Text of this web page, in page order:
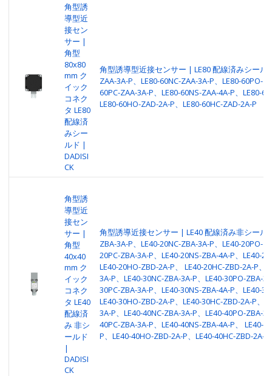
角型誘
導型近
接セン
サー |
角型
80x80
mm ク
イック
コネク
タ LE80
配線済
みシー
ルド |
DADISI
CK
角型誘導型近接センサー | LE80 配線済みシール
ZAA-3A-P、LE80-60NC-ZAA-3A-P、LE80-60PO-
60PC-ZAA-3A-P、LE80-60NS-ZAA-4A-P、LE80-
LE80-60HO-ZAD-2A-P、LE80-60HC-ZAD-2A-P
角型誘
導型近
接セン
サー |
角型
40x40
mm ク
イック
コネク
タ LE40
配線済
み 非シ
ールド
|
DADISI
CK
角型誘導近接センサー | LE40 配線済み非シール
ZBA-3A-P、LE40-20NC-ZBA-3A-P、LE40-20PO-
20PC-ZBA-3A-P、LE40-20NS-ZBA-4A-P、LE40-
LE40-20HO-ZBD-2A-P、 LE40-20HC-ZBD-2A-P、
3A-P、LE40-30NC-ZBA-3A-P、LE40-30PO-ZBA-
30PC-ZBA-3A-P、LE40-30NS-ZBA-4A-P、LE40-
LE40-30HO-ZBD-2A-P、LE40-30HC-ZBD-2A-P、
3A-P、LE40-40NC-ZBA-3A-P、LE40-40PO-ZBA-
40PC-ZBA-3A-P、LE40-40NS-ZBA-4A-P、 LE40-
P、LE40-40HO-ZBD-2A-P、LE40-40HC-ZBD-2A-P